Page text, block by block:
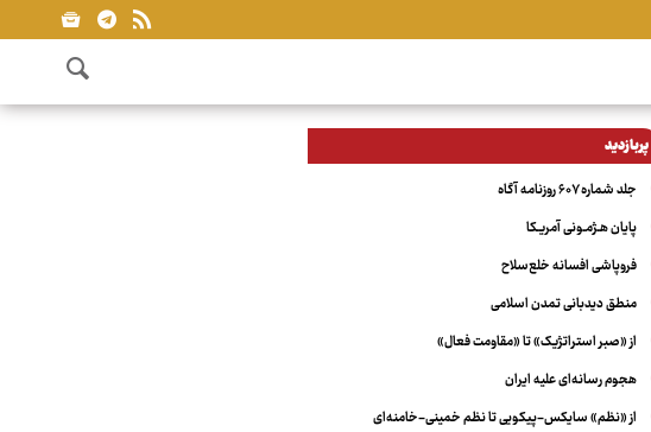
پربازدید
جلد شماره ۶۰۷ روزنامه آگاه
پایان هـژمـونی آمریـکا
فروپاشی افسانه خلع‌سلاح
منطق دیدبانی تمدن اسلامی
از «صبر استراتژیک» تا «مقاومت فعال»
هجوم رسانه‌ای علیه ایران
از «نظم» سایکس-پیکویی تا نظم خمینی-خامنه‌ای